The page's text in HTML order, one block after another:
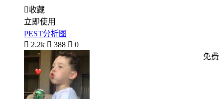
收藏
立即使用
PEST分析图
 2.2k  388  0
免费